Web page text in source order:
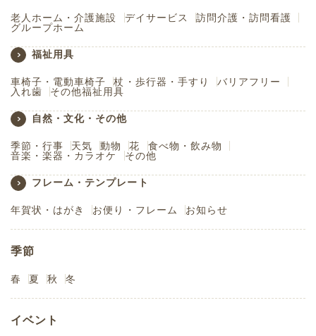
老人ホーム・介護施設 デイサービス
訪問介護・訪問看護
グループホーム
福祉用具
車椅子・電動車椅子 杖・歩行器・手すり
バリアフリー
入れ歯
その他福祉用具
自然・文化・その他
季節・行事 天気 動物 花
食べ物・飲み物
音楽・楽器・カラオケ
その他
フレーム・テンプレート
年賀状・はがき お便り・フレーム お知らせ
季節
春 夏 秋 冬
イベント